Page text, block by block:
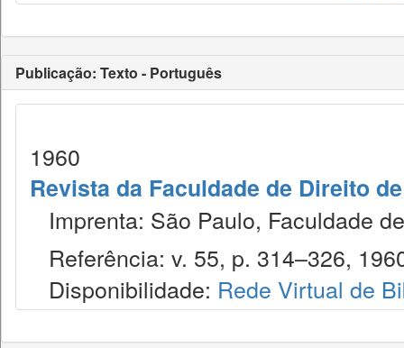
Publicação: Texto - Português
1960
Revista da Faculdade de Direito
Imprenta: São Paulo, Faculdade
Referência: v. 55, p. 314–326,
Disponibilidade: Rede Virtual de